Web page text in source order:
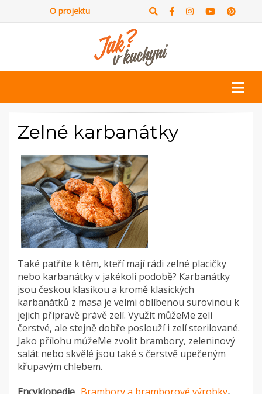
O projektu
Zelné karbanátky
Také patříte k těm, kteří mají rádi zelné placičky
nebo karbanátky v jakékoli podobě? Karbanátky
jsou českou klasikou a kromě klasických
karbanátků z masa je velmi oblíbenou surovinou k
jejich přípravě právě zelí. Využít můžeMe zelí
čerstvé, ale stejně dobře poslouží i zelí sterilované.
Jako přílohu můžeMe zvolit brambory, zeleninový
salát nebo skvělé jsou také s čerstvě upečeným
křupavým chlebem.